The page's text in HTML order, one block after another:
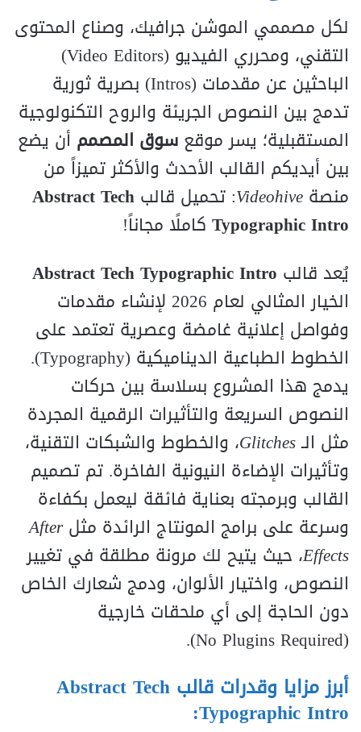
لكل مصممي الموشن جرافيك، وصناع المحتوى
التقني، ومحرري الفيديو (
Video Editors
)
الباحثين عن مقدمات (
Intros ) بصرية ثورية
تدمج بين النصوص الجريئة والروح التكنولوجية
المستقبلية؛ يسر موقع سوق المصمم أن يضع
بين أيديكم القالب الأحدث والأكثر تميزاً من
منصة Videohive: تحميل قالب Abstract Tech
Typographic Intro كاملًا مجاناً!
يُعد قالب Abstract Tech Typographic Intro
الخيار المثالي لعام 2026 لإنشاء مقدمات
وفواصل إعلانية غامضة وعصرية تعتمد على
الخطوط الطباعية الديناميكية (
Typography
).
يدمج هذا المشروع بسلاسة بين حركات
النصوص السريعة والتأثيرات الرقمية المجردة
مثل الـGlitches، والخطوط والشبكات التقنية،
وتأثيرات الإضاءة النيونية الفاخرة. تم تصميم
القالب وبرمجته بعناية فائقة ليعمل بكفاءة
وسرعة على برامج المونتاج الرائدة مثلAfter
Effects، حيث يتيح لك مرونة مطلقة في تغيير
النصوص، واختيار الألوان، ودمج شعارك الخاص
دون الحاجة إلى أي ملحقات خارجية
(
No PluginsRequired
).
أبرز مزايا وقدرات قالب Abstract Tech
Typographic Intro: